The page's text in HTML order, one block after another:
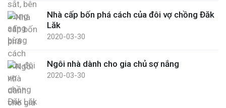
Nhà cấp bốn phá cách của đôi vợ chồng Đăk
Lăk
2020-03-30
Ngôi nhà dành cho gia chủ sợ nắng
2020-03-30